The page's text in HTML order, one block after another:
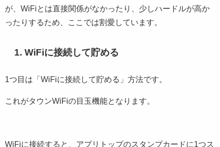
が、WiFiとは直接関係がなかったり、少しハードルが高か
ったりするため、ここでは割愛しています。
1. WiFiに接続して貯める
1つ目は「WiFiに接続して貯める」方法です。
これがタウンWiFiの目玉機能となります。
WiFiに接続すると、アプリトップのスタンプカードに1つス